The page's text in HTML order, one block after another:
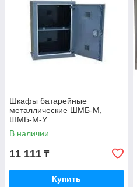
Шкафы батарейные
металлические ШМБ-М,
ШМБ-М-У
В наличии
11 111 ₸
Купить